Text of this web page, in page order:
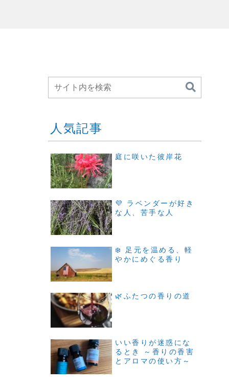
人気記事
庭に咲いた彼岸花
💜 ラベンダーが好き
な人、苦手な人
❄️ 足元を温める、軽
やかにめぐる香り
🌿ふたつの香りの道
いい香りが迷惑にな
るとき ～香りの香害
とアロマの使い方～